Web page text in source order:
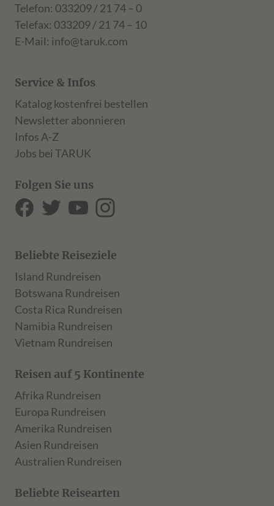
Telefon: 033209 / 21 74 – 0
Telefax: 033209 / 21 74 – 10
E-Mail: info@taruk.com
Service & Infos
Katalog kostenfrei bestellen
Newsletter abonnieren
Infos A-Z
Jobs bei TARUK
Folgen Sie uns
Beliebte Reiseziele
Island Rundreisen
Botswana Rundreisen
Costa Rica Rundreisen
Namibia Rundreisen
Vietnam Rundreisen
Reisen auf 5 Kontinente
Afrika Rundreisen
Europa Rundreisen
Amerika Rundreisen
Asien Rundreisen
Australien Rundreisen
Beliebte Reisearten